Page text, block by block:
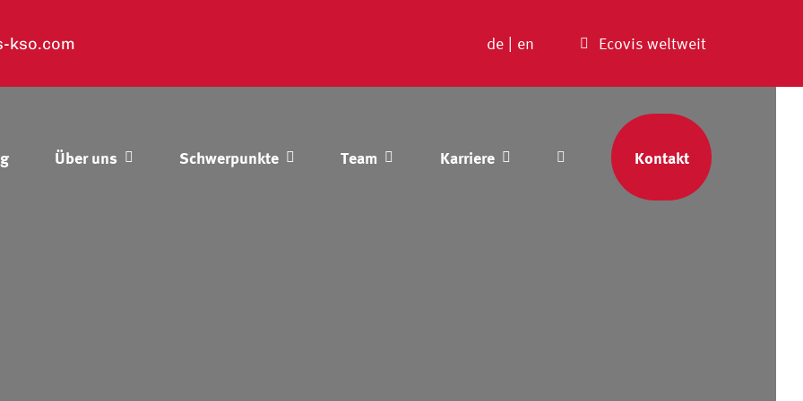
kso.com de | en Ecovis weltweit
Über uns Schwerpunkte Team Karriere Kontakt